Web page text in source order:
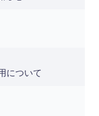
について